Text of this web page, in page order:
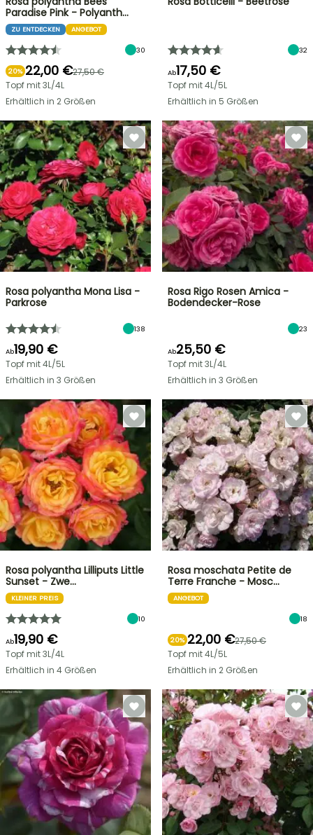
Paradise Pink - Polyanth…
ZU ENTDECKEN ANGEBOT
30
20% 22,00 €27,50 €
Topf mit 3L/4L
Erhältlich in 2 Größen
32
Ab17,50 €
Topf mit 4L/5L
Erhältlich in 5 Größen
Rosa polyantha Mona Lisa -
Parkrose
138
Ab19,90 €
Topf mit 4L/5L
Erhältlich in 3 Größen
Rosa Rigo Rosen Amica -
Bodendecker-Rose
23
Ab25,50 €
Topf mit 3L/4L
Erhältlich in 3 Größen
Rosa polyantha Lilliputs Little
Sunset - Zwe…
KLEINER PREIS
10
Ab19,90 €
Topf mit 3L/4L
Erhältlich in 4 Größen
Rosa moschata Petite de
Terre Franche - Mosc…
ANGEBOT
18
20% 22,00 €27,50 €
Topf mit 4L/5L
Erhältlich in 2 Größen